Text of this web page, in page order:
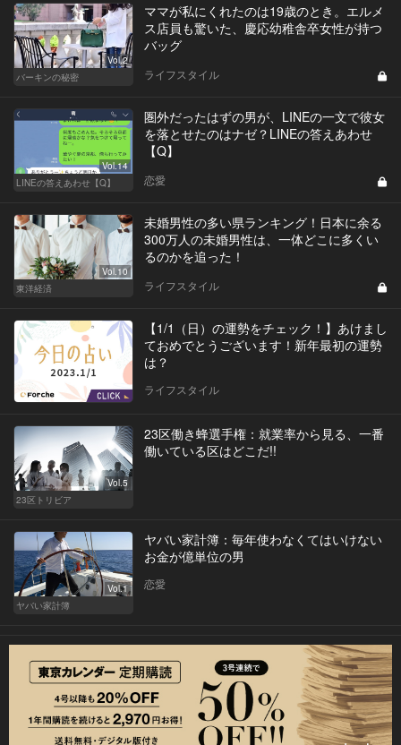
Vol.2
バーキンの秘密
ママが私にくれたのは19歳のとき。エルメ
ス店員も驚いた、慶応幼稚舎卒女性が持つ
バッグ
ライフスタイル
Vol.14
LINEの答えあわせ【Q】
圏外だったはずの男が、LINEの一文で彼女
を落とせたのはナゼ？LINEの答えあわせ
【Q】
恋愛
Vol.10
東洋経済
未婚男性の多い県ランキング！日本に余る
300万人の未婚男性は、一体どこに多くい
るのかを追った！
ライフスタイル
【1/1（日）の運勢をチェック！】あけまし
ておめでとうございます！新年最初の運勢
は？
ライフスタイル
Vol.5
23区トリビア
23区働き蜂選手権：就業率から見る、一番
働いている区はどこだ!!
Vol.1
ヤバい家計簿
ヤバい家計簿：毎年使わなくてはいけない
お金が億単位の男
恋愛